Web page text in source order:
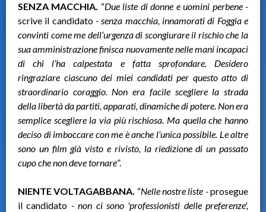
SENZA MACCHIA. “Due liste di donne e uomini perbene -
scrive il candidato- senza macchia, innamorati di Foggia e
convinti come me dell’urgenza di scongiurare il rischio che la
sua amministrazione finisca nuovamente nelle mani incapaci
di chi l’ha calpestata e fatta sprofondare. Desidero
ringraziare ciascuno dei miei candidati per questo atto di
straordinario coraggio. Non era facile scegliere la strada
della libertà da partiti, apparati, dinamiche di potere. Non era
semplice scegliere la via più rischiosa. Ma quella che hanno
deciso di imboccare con me è anche l’unica possibile. Le altre
sono un film già visto e rivisto, la riedizione di un passato
cupo che non deve tornare”.
NIENTE VOLTAGABBANA. “Nelle nostre liste -prosegue
il candidato - non ci sono 'professionisti delle preferenze',